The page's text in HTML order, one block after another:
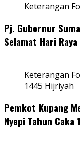
Keterangan
Pj. Gubernur
Selamat Hari
Keterangan
1445 Hijriyah
Pemkot Kupang
Nyepi Tahun Caka